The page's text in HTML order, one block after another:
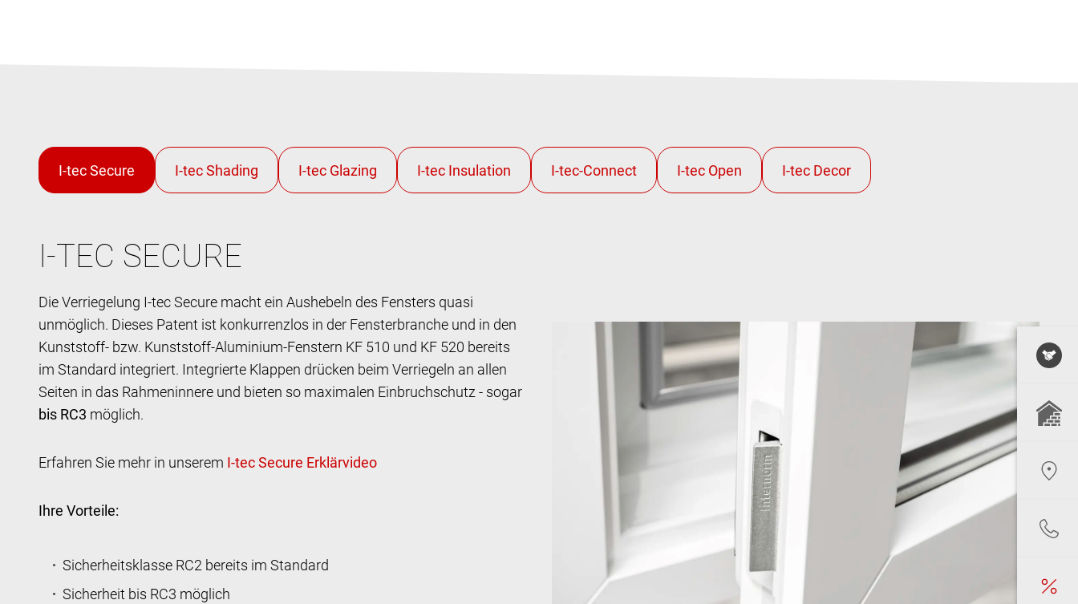
I-TEC SECURE
Die Verriegelung I-tec Secure macht ein Aushebeln des Fensters quasi
unmöglich. Dieses Patent ist konkurrenzlos in der Fensterbranche und in den
Kunststoff- bzw. Kunststoff-Aluminium-Fenstern KF 510 und KF 520 bereits
im Standard integriert. Integrierte Klappen drücken beim Verriegeln an allen
Seiten in das Rahmeninnere und bieten so maximalen Einbruchschutz - sogar
bis RC3 möglich.
Erfahren Sie mehr in unserem
Ihre Vorteile:
Sicherheitsklasse RC2 bereits im Standard
Sicherheit bis RC3 möglich